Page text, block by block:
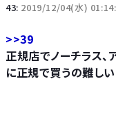
43: 2019/12/04(水)
>>39
正規店でノーチラス、
に正規で買うの難し